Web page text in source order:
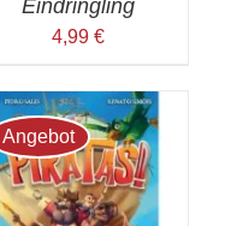
Eindringling
4,99 €
Angebot